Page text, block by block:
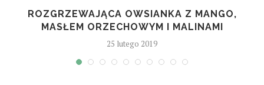
ROZGRZEWAJĄCA OWSIANKA Z MANGO,
MASŁEM ORZECHOWYM I MALINAMI
25 lutego 2019